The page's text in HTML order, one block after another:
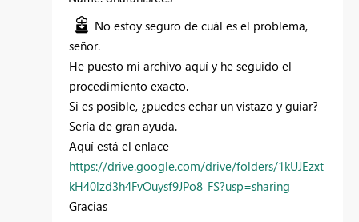
No estoy seguro de cuál es el problema,
señor.
He puesto mi archivo aquí y he seguido el
procedimiento exacto.
Si es posible, ¿puedes echar un vistazo y guiar?
Sería de gran ayuda.
Aquí está el enlace
https://drive.google.com/drive/folders/1kUJEzxt
kH40lzd3h4FvOuysf9JPo8_FS?usp=sharing
Gracias